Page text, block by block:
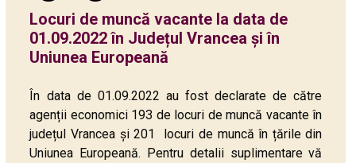
Locuri de muncă vacante la data de
01.09.2022 în Județul Vrancea și în
Uniunea Europeană
În data de 01.09.2022 au fost declarate de către
agenții economici 193 de locuri de muncă vacante în
județul Vrancea și 201 locuri de muncă în țările din
Uniunea Europeană. Pentru detalii suplimentare vă